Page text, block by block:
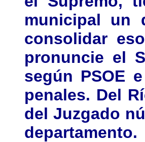
municipal un
consolidar
pronuncie el
según PSOE
penales. Del
del Juzgado